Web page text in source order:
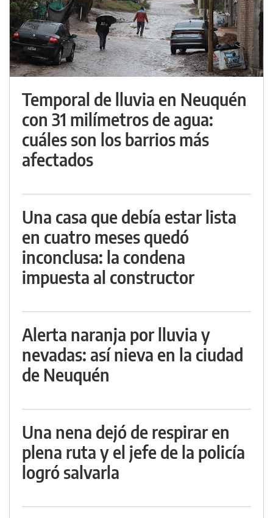
Temporal de lluvia en Neuquén
con 31 milímetros de agua:
cuáles son los barrios más
afectados
Una casa que debía estar lista
en cuatro meses quedó
inconclusa: la condena
impuesta al constructor
Alerta naranja por lluvia y
nevadas: así nieva en la ciudad
de Neuquén
Una nena dejó de respirar en
plena ruta y el jefe de la policía
logró salvarla